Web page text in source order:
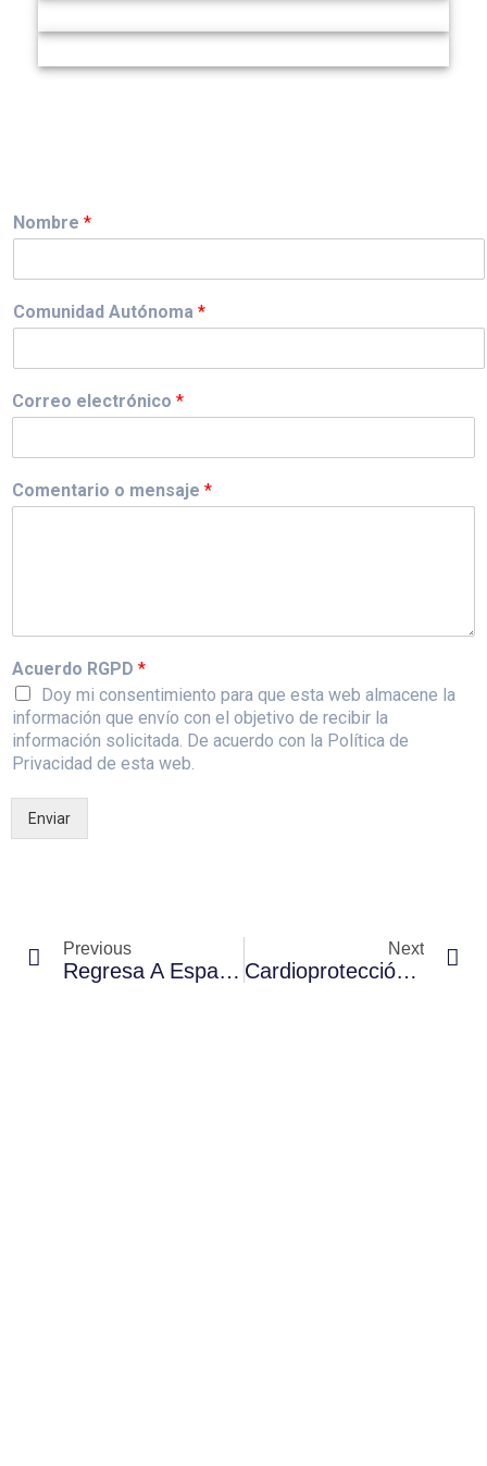
Nombre *
Comunidad Autónoma *
Correo electrónico *
Comentario o mensaje *
Acuerdo RGPD *
Doy mi consentimiento para que esta web almacene la
información que envío con el objetivo de recibir la
información solicitada. De acuerdo con la Política de
Privacidad de esta web.
Enviar
Previous
Regresa A España Para Agradecer A Los Agentes Que Le Salvaron La Vida
Next
Cardioprotección En Las Empresas